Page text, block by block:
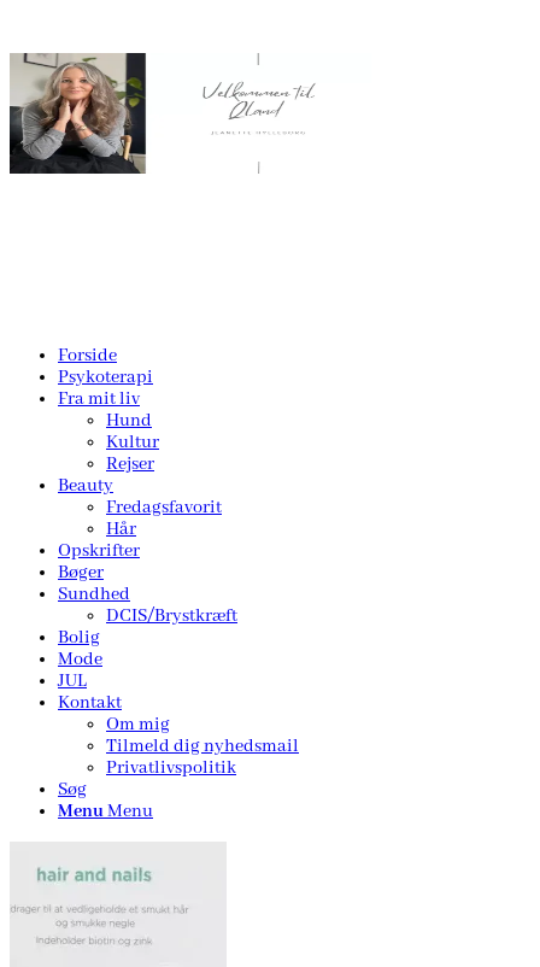
Forside
Psykoterapi
Fra mit liv
Hund
Kultur
Rejser
Beauty
Fredagsfavorit
Hår
Opskrifter
Bøger
Sundhed
DCIS/Brystkræft
Bolig
Mode
JUL
Kontakt
Om mig
Tilmeld dig nyhedsmail
Privatlivspolitik
Søg
MenuMenu